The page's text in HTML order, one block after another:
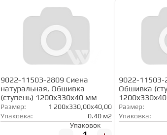
9022-11503-2809 Сиена
натуральная, Обшивка
(ступень) 1200х330х40 мм
Размер:
1 200x330,00x40,00
Упаковка:
0.40 м2
Упаковок
9022-
Обшивка
Размер:
Упаковка: